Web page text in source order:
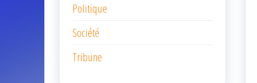
Politique
Société
Tribune